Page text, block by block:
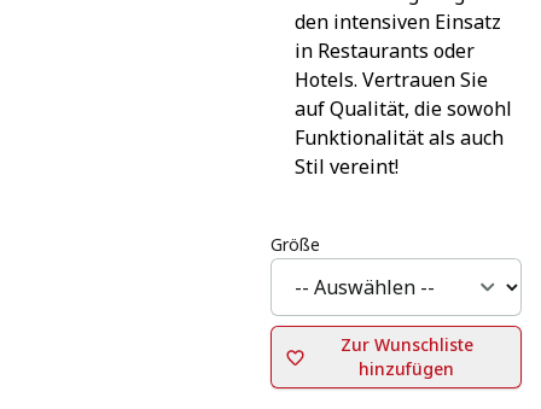
den intensiven Einsatz
in Restaurants oder
Hotels. Vertrauen Sie
auf Qualität, die sowohl
Funktionalität als auch
Stil vereint!
Größe
Zur Wunschliste
hinzufügen